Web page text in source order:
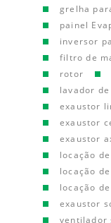
grelha
painel
inversor
filtro de
rotor
lavador de
exaustor
exaustor
exaustor
locação
locação
locação
exaustor
ventilador